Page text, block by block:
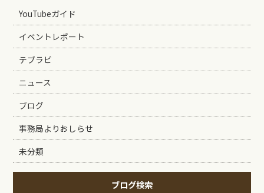
YouTubeガイド
イベントレポート
テブラビ
ニュース
ブログ
事務局よりおしらせ
未分類
ブログ検索